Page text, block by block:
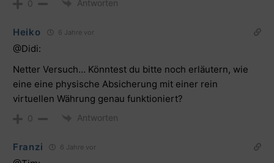
0 Antworten
Heiko 6 Jahre vor
@Didi:
Netter Versuch… Könntest du bitte noch erläutern, wie
eine eine physische Absicherung mit einer rein
virtuellen Währung genau funktioniert?
0 Antworten
Franzi 6 Jahre vor